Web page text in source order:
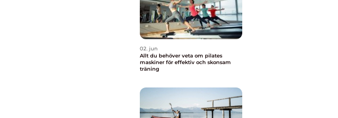
02. jun
Allt du behöver veta om pilates
maskiner för effektiv och skonsam
träning